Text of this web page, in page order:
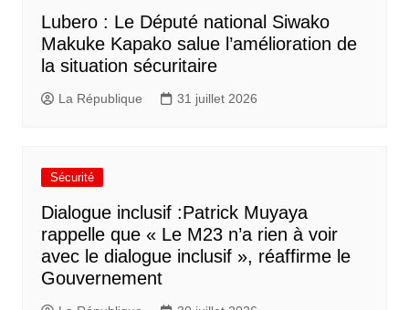
Lubero : Le Député national Siwako
Makuke Kapako salue l’amélioration de
la situation sécuritaire
La République 31 juillet 2026
Sécurité
Dialogue inclusif :Patrick Muyaya
rappelle que « Le M23 n’a rien à voir
avec le dialogue inclusif », réaffirme le
Gouvernement